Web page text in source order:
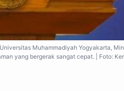
Muhammadiyah Yogyakarta,
yang bergerak sangat cepat. | Foto: